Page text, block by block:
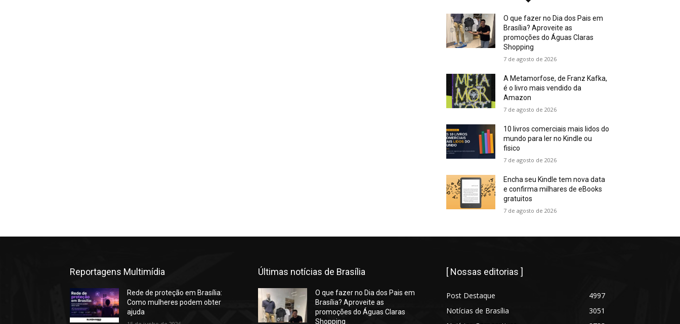
O que fazer no Dia dos Pais em
Brasília? Aproveite as
promoções do Águas Claras
Shopping
7 de agosto de 2026
A Metamorfose, de Franz Kafka,
é o livro mais vendido da
Amazon
7 de agosto de 2026
10 livros comerciais mais lidos do
mundo para ler no Kindle ou
fisico
7 de agosto de 2026
Encha seu Kindle tem nova data
e confirma milhares de eBooks
gratuitos
7 de agosto de 2026
Reportagens Multimídia
Rede de proteção em Brasília:
Como mulheres podem obter
ajuda
Últimas notícias de Brasília
O que fazer no Dia dos Pais em
Brasília? Aproveite as
promoções do Águas Claras
Shopping
[ Nossas editorias ]
Post Destaque
4997
Notícias de Brasília
3051